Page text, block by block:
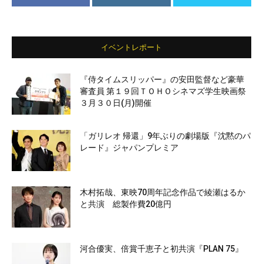
イベントレポート
『侍タイムスリッパー』の安田監督など豪華
審査員 第１９回ＴＯＨＯシネマズ学生映画祭
３月３０日(月)開催
「ガリレオ 帰還」9年ぶりの劇場版『沈黙のパ
レード』ジャパンプレミア
木村拓哉、東映70周年記念作品で綾瀬はるか
と共演 総製作費20億円
河合優実、倍賞千恵子と初共演『PLAN 75』